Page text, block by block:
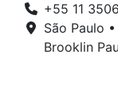
+55 11
São Paulo
Brooklin